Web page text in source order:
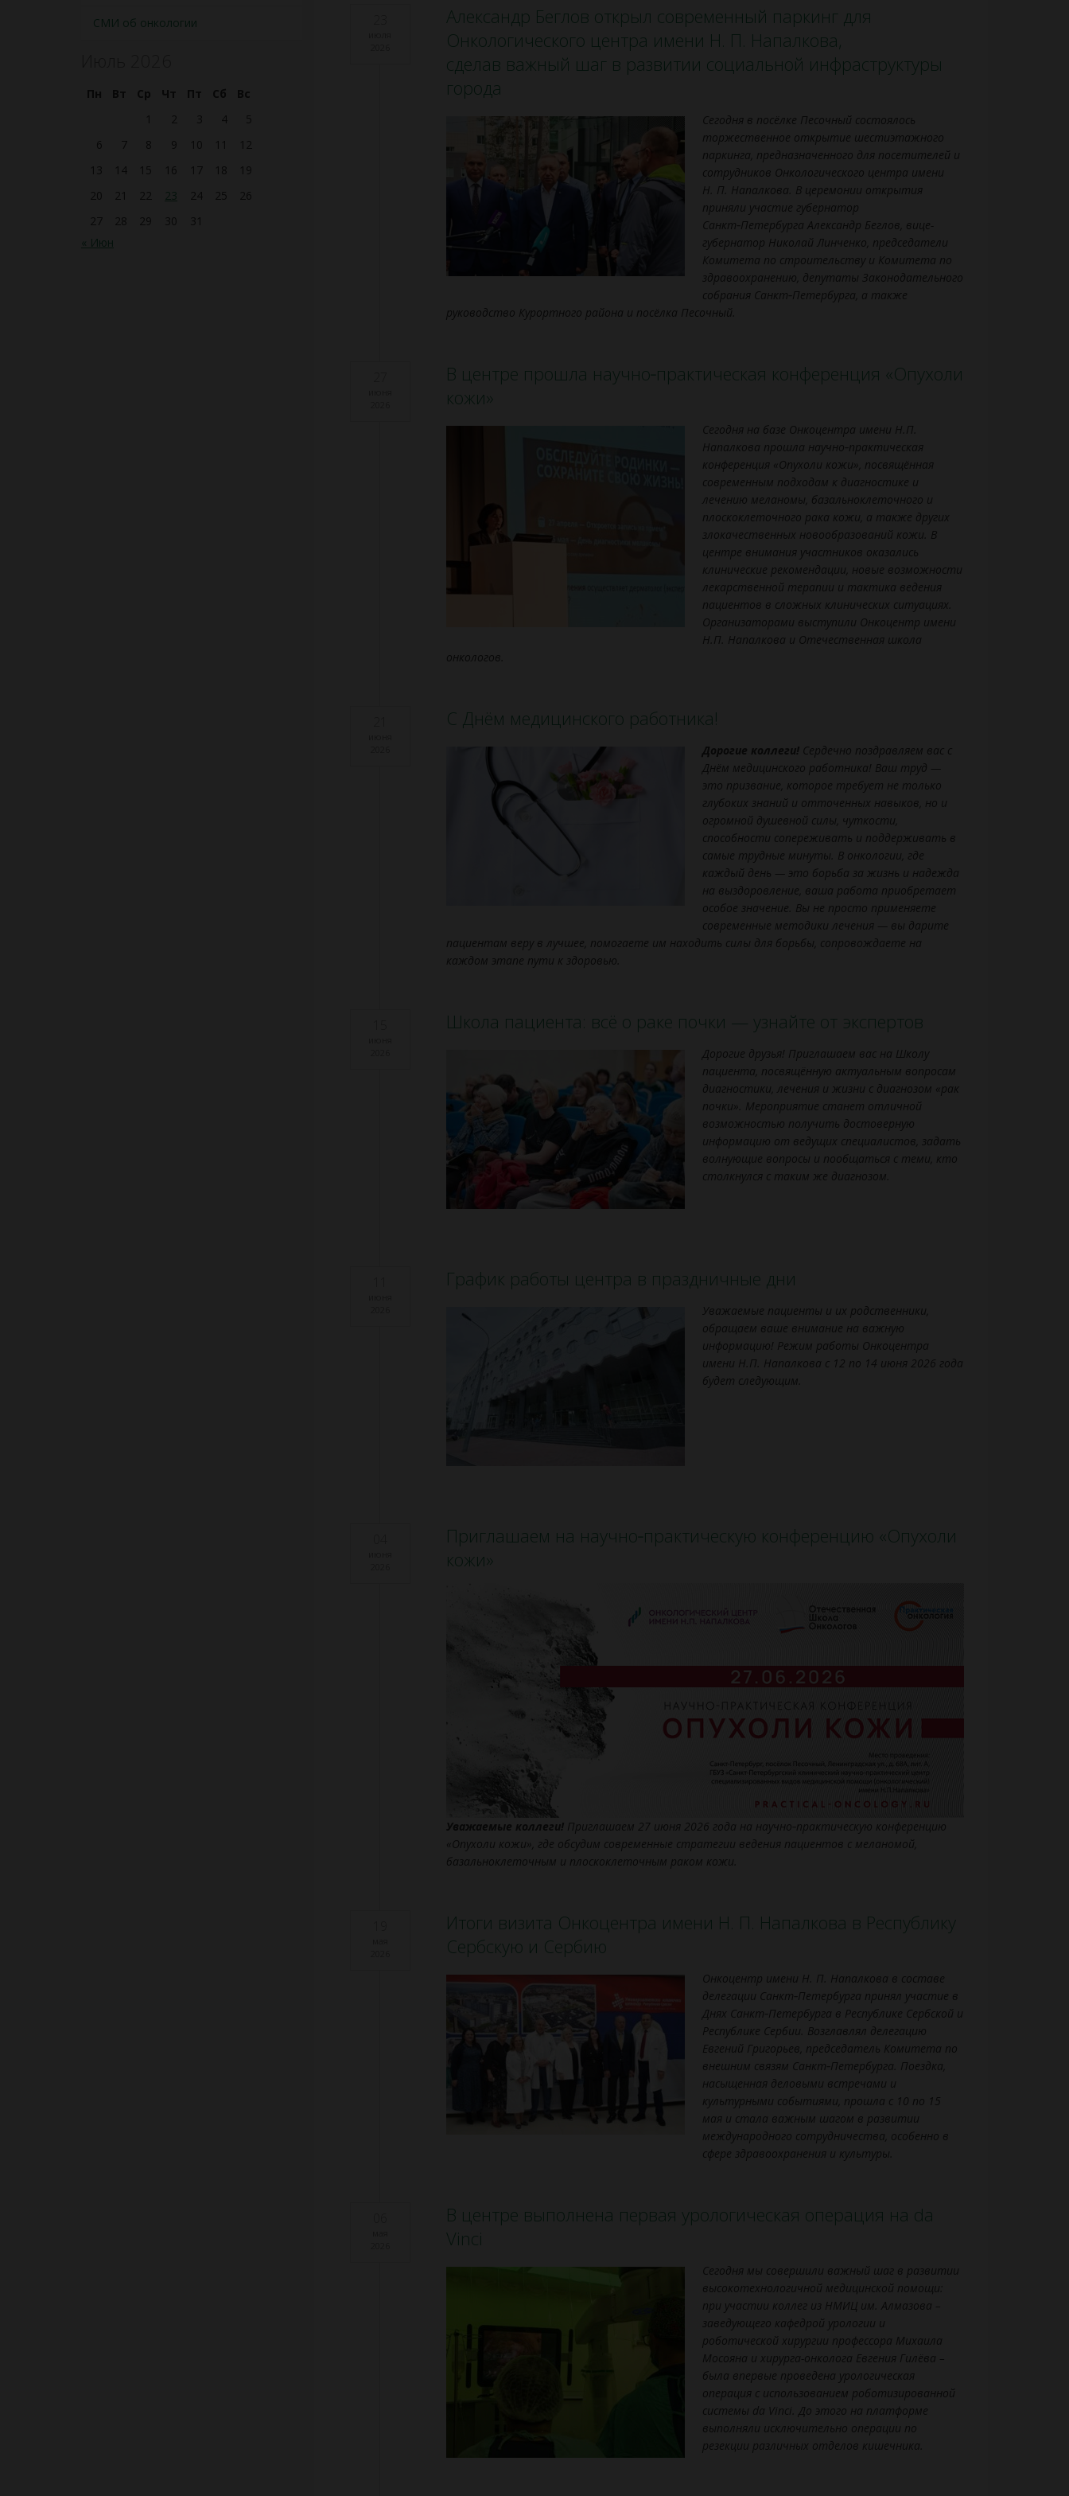
СМИ об онкологии
Пн Вт Ср Чт Пт Сб
Вс
1
2 3 4
5
6
7 8 9 10 11
12
13
14 15 16 17 18
19
20
21 22 23 24 25
26
27
28 29 30
31
« Июн
Александр Беглов открыл современный паркинг для
Онкологического центра имени Н. П. Напалкова,
сделав важный шаг в развитии социальной инфраструктуры
города
Сегодня в посёлке Песочный состоялось
торжественное открытие шестиэтажного
паркинга, предназначенного для посетителей и
сотрудников Онкологического центра имени
Н. П. Напалкова. В церемонии открытия
приняли участие губернатор
Санкт‑Петербурга Александр Беглов, вице-
губернатор Николай Линченко, председатели
Комитета по строительству и Комитета по
здравоохранению, депутаты Законодательного
собрания Санкт‑Петербурга, а также
руководство Курортного района и посёлка Песочный.
В центре прошла научно‑практическая конференция «Опухоли
кожи»
Сегодня на базе Онкоцентра имени Н.П.
Напалкова прошла научно‑практическая
конференция «Опухоли кожи»,
посвящённая
современным подходам к диагностике и
лечению меланомы, базальноклеточного и
плоскоклеточного рака кожи, а также других
злокачественных новообразований кожи. В
центре внимания участников оказались
клинические рекомендации, новые возможности
лекарственной терапии и тактика ведения
пациентов в сложных клинических ситуациях.
Организаторами выступили Онкоцентр имени
Н.П. Напалкова и Отечественная школа
онкологов.
С Днём медицинского работника!
Дорогие коллеги! Сердечно поздравляем вас с
Днём медицинского работника! Ваш труд —
это призвание, которое требует не только
глубоких знаний и отточенных навыков, но и
огромной душевной силы,
чуткости,
способности сопереживать и поддерживать в
самые трудные минуты. В онкологии, где
каждый день — это борьба за жизнь и надежда
на выздоровление, ваша работа приобретает
особое значение. Вы не просто применяете
современные методики лечения — вы дарите
пациентам веру в лучшее, помогаете им находить силы для борьбы, сопровождаете на
каждом этапе пути к здоровью.
Школа пациента: всё о раке почки — узнайте от экспертов
Дорогие друзья! Приглашаем вас на Школу
пациента, посвящённую актуальным вопросам
диагностики, лечения и жизни с диагнозом «рак
почки». Мероприятие станет отличной
возможностью получить достоверную
информацию от ведущих специалистов, задать
волнующие вопросы и пообщаться с теми, кто
столкнулся с таким же диагнозом.
График работы центра в праздничные дни
Уважаемые пациенты и их родственники,
обращаем ваше внимание на важную
информацию! Режим работы Онкоцентра
имени Н.П. Напалкова с 12 по 14 июня 2026 года
будет следующим.
Приглашаем на научно‑практическую конференцию «Опухоли
кожи»
Уважаемые коллеги! Приглашаем 27 июня 2026 года на научно‑практическую конференцию
«Опухоли кожи», где обсудим современные стратегии ведения пациентов с меланомой,
базальноклеточным и плоскоклеточным раком кожи.
Итоги визита Онкоцентра имени Н. П. Напалкова в Республику
Сербскую и Сербию
Онкоцентр имени Н. П. Напалкова в составе
делегации Санкт‑Петербурга принял участие в
Днях Санкт‑Петербурга в Республике Сербской и
Республике Сербии. Возглавлял делегацию
Евгений Григорьев, председатель Комитета по
внешним связям Санкт‑Петербурга. Поездка,
насыщенная деловыми встречами и
культурными событиями, прошла с 10 по 15
мая и стала важным шагом в развитии
международного сотрудничества, особенно в
сфере здравоохранения и культуры.
В центре выполнена первая урологическая операция на da
Vinci
Сегодня мы совершили важный шаг в развитии
высокотехнологичной медицинской помощи:
при участии коллег из НМИЦ им. Алмазова –
заведующего кафедрой урологии и
роботической хирургии профессора Михаила
Мосояна и хирурга-онколога Евгения Гилёва –
была впервые проведена урологическая
операция с использованием роботизированной
системы da Vinci. До этого на платформе
выполняли исключительно операции по
резекции различных отделов кишечника.